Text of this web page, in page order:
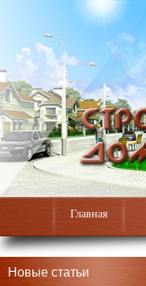
Главная
Новые статьи